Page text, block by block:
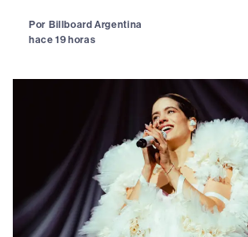
Por Billboard Argentina
hace 19 horas